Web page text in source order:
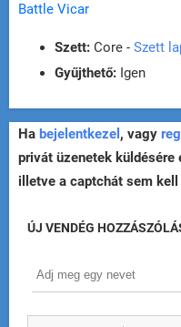
Battle Vicar
Szett: Core - Szett
Gyűjthető: Igen
Ha bejelentkezel , vagy
privát üzenetek
illetve a captchát sem
ÚJ VENDÉG